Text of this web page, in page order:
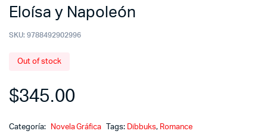
Eloísa y Napoleón
SKU: 9788492902996
Out of stock
$345.00
Categoría: Novela Gráfica Tags: Dibbuks, Romance